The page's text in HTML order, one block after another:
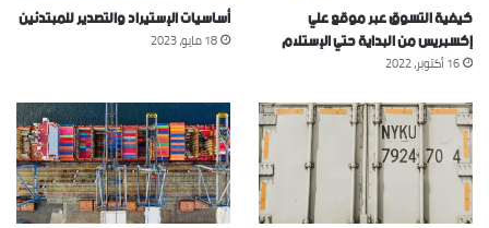
كيفية التسوق عبر موقع علي
إكسبريس من البداية حتي الإستلام
16 أكتوبر، 2022
أساسيات الإستيراد والتصدير للمبتدئين
18 مايو، 2023